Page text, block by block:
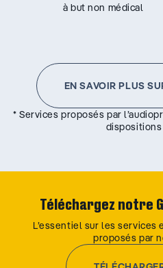
à but non médical
EN SAVOIR PLUS
* Services proposés par
Téléchargez notre
L’essentiel sur les
proposés par